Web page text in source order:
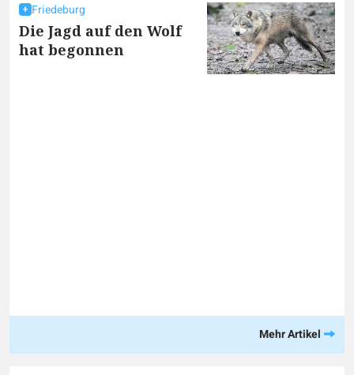
Friedeburg
Die Jagd auf den Wolf
hat begonnen
Mehr Artikel